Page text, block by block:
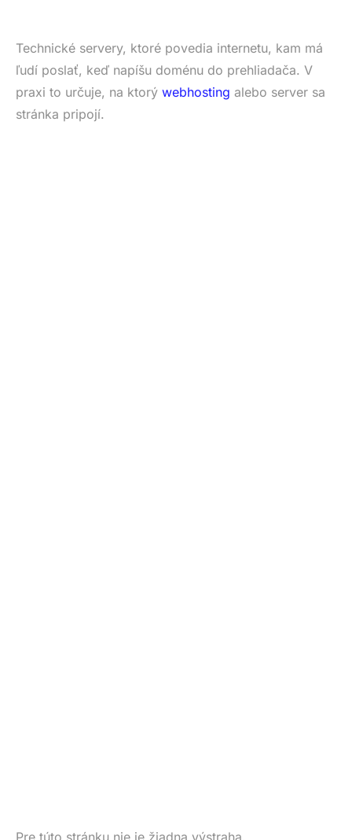
Technické servery, ktoré povedia internetu, kam má
ľudí poslať, keď napíšu doménu do prehliadača. V
praxi to určuje, na ktorý webhosting alebo server sa
stránka pripojí.
Pre túto stránku nie je žiadna výstraha.